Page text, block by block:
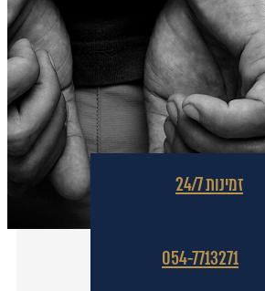
זמינות 24/7
054-7713271